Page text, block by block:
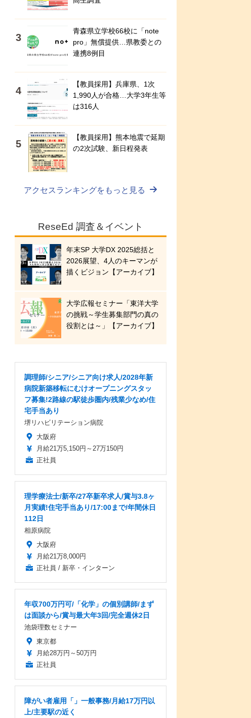
青森県立学校66校に「note
pro」無償提供…県教委との
連携8例目
【教員採用】兵庫県、1次
1,990人が合格…大学3年生等
は316人
【教員採用】熊本地震で延期
の2次試験、新日程発表
アクセスランキングをもっと見る
ReseEd 調査＆イベント
年末SP 大学DX 2025総括と
2026展望、4人のキーマンが
描くビジョン【アーカイブ】
大学広報セミナー「東洋大学
の挑戦～学生募集部門の真の
役割とは～」【アーカイブ】
調理師/シニア/シニア向け求人/2028年新
病院新築移転にむけオープニングスタッ
フ募集!2路線の駅徒歩圏内/残業少なめ/住
宅手当あり
堺リハビリテーション病院
大阪府
月給21万5,150円～27万150円
正社員
理学療法士/新卒/27卒新卒求人/賞与3.8ヶ
月実績!住宅手当あり/17:00まで/年間休日
112日
相原病院
大阪府
月給21万8,000円
正社員 / 新卒・インターン
年収700万円可/「化学」の個別講師/まず
は面談から/賞与最大年3回/完全週休2日
池袋理数セミナー
東京都
月給28万円～50万円
正社員
障がい者雇用「」一般事務/月給17万円以
上/主要駅の近く